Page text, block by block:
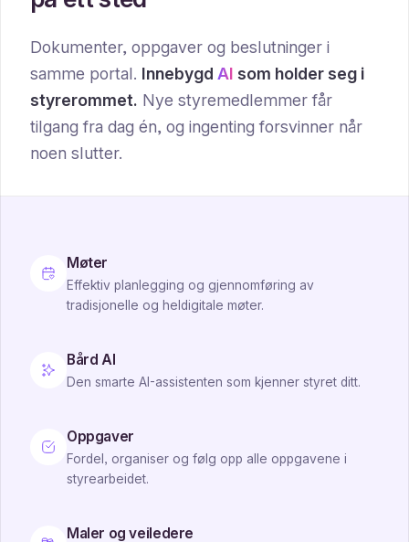
Dokumenter, oppgaver og beslutninger i
samme portal. Innebygd AI som holder seg i
styrerommet. Nye styremedlemmer får
tilgang fra dag én, og ingenting forsvinner når
noen slutter.
Møter
Effektiv planlegging og gjennomføring av
tradisjonelle og heldigitale møter.
Bård AI
Den smarte AI-assistenten som kjenner styret ditt.
Oppgaver
Fordel, organiser og følg opp alle oppgavene i
styrearbeidet.
Maler og veiledere